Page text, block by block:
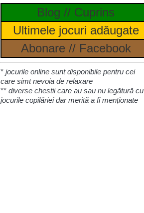
Blog // Cuprins
Ultimele jocuri adăugate
Abonare// Facebook
* jocurile online sunt disponibile pentru cei
care simt nevoia de relaxare
** diverse chestii care au sau nu legătură cu
jocurile copilăriei dar merită a fi menţionate